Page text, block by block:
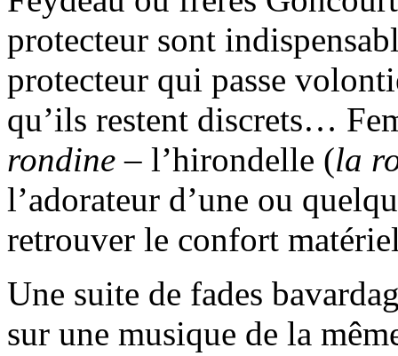
protecteur sont
protecteur qui passe
qu’ils restent discrets…
rondine – l’hirondelle (la
l’adorateur d’une ou
retrouver le confort
Une suite de fades
sur une musique de la